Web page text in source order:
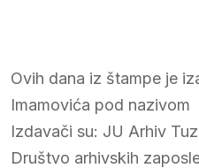
Ovih dana iz štampe je
Imamovića pod nazivom
Izdavači su: JU Arhiv
Društvo arhivskih